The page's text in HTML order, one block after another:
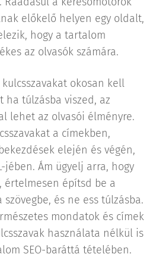
előkelő helyen egy oldalt,
hogy a tartalom
az olvasók számára.
kulcsszavakat okosan kell
ha túlzásba viszed, az
lehet az olvasói élményre.
a címekben,
elején és végén,
jében. Ám ügyelj arra, hogy
értelmesen építsd be a
szövegbe, és ne ess túlzásba.
mondatok és címek
használata nélkül is
SEO-baráttá tételében.